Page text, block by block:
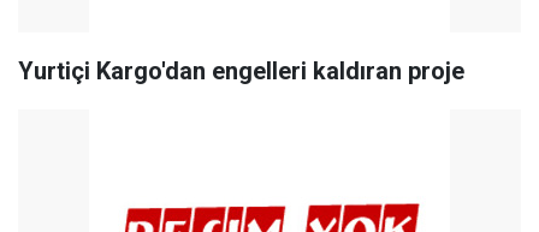
Yurtiçi Kargo'dan engelleri kaldıran proje